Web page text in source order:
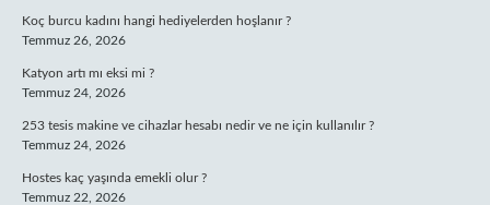
Koç burcu kadını hangi hediyelerden hoşlanır ?
Temmuz 26, 2026
Katyon artı mı eksi mi ?
Temmuz 24, 2026
253 tesis makine ve cihazlar hesabı nedir ve ne için kullanılır ?
Temmuz 24, 2026
Hostes kaç yaşında emekli olur ?
Temmuz 22, 2026